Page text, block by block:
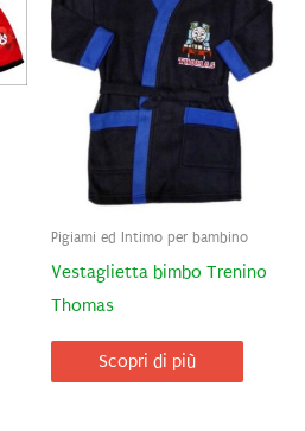
Pigiami ed Intimo per bambino
Vestaglietta bimbo Trenino
Thomas
Scopri di più